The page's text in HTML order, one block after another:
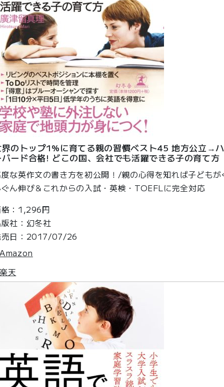
のトップ1%に育てる親の習慣ベスト45 地方公立→ハ
ード合格! どこの国、会社でも活躍できる子の育て方
な英作文の書き方を初公開！/親の心得を知れば子どもが
ん伸び＆これからの入試・英検・TOEFLに完全対応
：1,296円
社：幻冬社
売日：2017/07/26
Amazon
楽天